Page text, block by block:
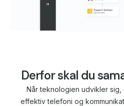
Derfor skal du
Når teknologien udvikler
effektiv telefoni og